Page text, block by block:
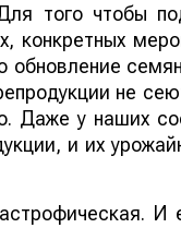
того чтобы
конкретных
обновление
не
Даже у наших
и их
И